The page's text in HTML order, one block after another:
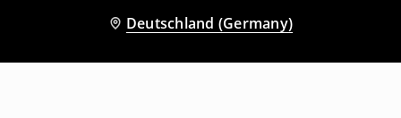
Deutschland (Germany)